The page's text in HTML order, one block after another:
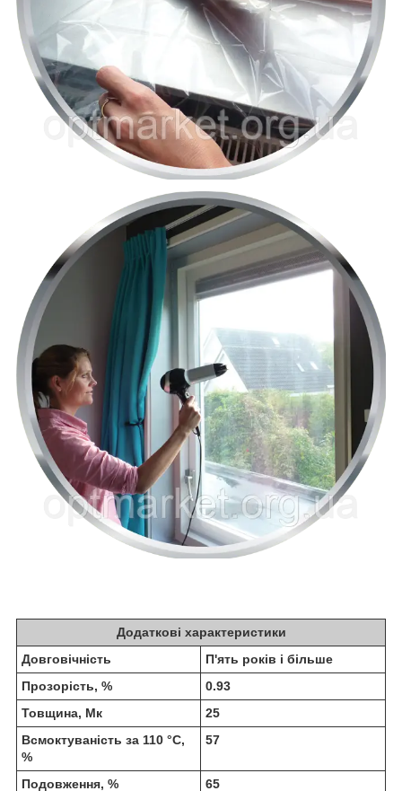
Додаткові характеристики
Довговічність
П'ять років і більше
Прозорість, %
0.93
Товщина, Мк
25
Всмоктуваність за 110 °C,
%
57
Подовження, %
65